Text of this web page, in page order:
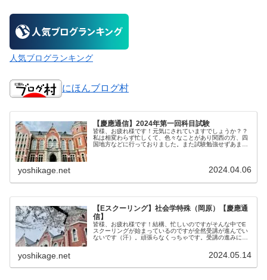
人気ブログランキング
にほんブログ村
【慶應通信】2024年第一回科目試験
皆様、お疲れ様です！元気にされていますでしょうか？？
私は相変わらず忙しくて、色々なことがあり関西の方、四
国地方などに行っておりました。また試験勉強せずあまり
yoshikage.net 2024.04.06
【Eスクーリング】社会学特殊（岡原）【慶應通
信】
皆様、お疲れ様です！結構、忙しいのですがそんな中でE
スクーリングが始まっているのですが全然受講が進んでい
ないです（汗）。頑張らなくっちゃです。受講の進みに合
yoshikage.net 2024.05.14